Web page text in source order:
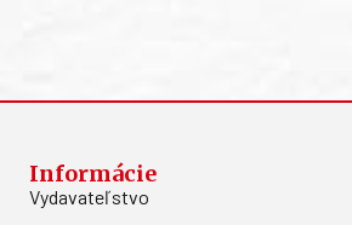
Informácie
Vydavateľstvo